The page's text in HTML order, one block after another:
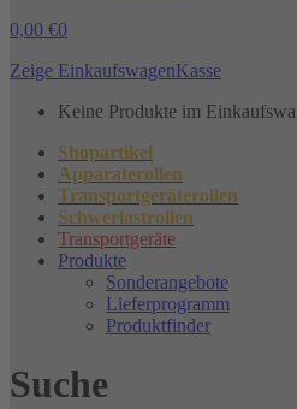
0,00 €0
Zeige EinkaufswagenKasse
Keine Produkte im
Shopartikel
Apparaterollen
Transportgeräterollen
Schwerlastrollen
Transportgeräte
Produkte
Sonderangebote
Lieferprogramm
Produktfinder
Suche